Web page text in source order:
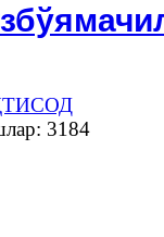
3184